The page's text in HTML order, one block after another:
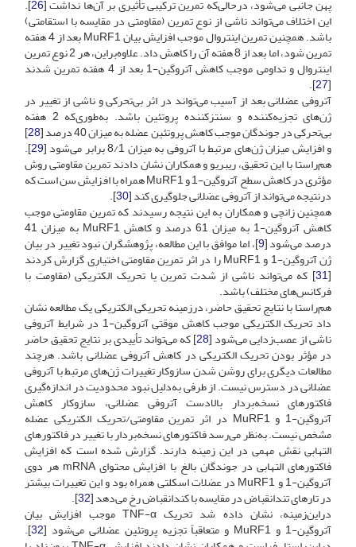
پهن جانبی می‌شود، در‌حالی‌که تمرین ترکیبی تأثیری بر آن‌ها نداشت [26
].
این اختلاف می‌تواند ناشی از نوع تمرین (مقاومتی در مقایسه با استقامتی)
باشد. همچنین تمرین اینتروال موجب افزایش بیان MuRF1 بعد از 4 هفته
تمرین شود، اما بعد از 8 هفته آن را کاهش داد. علاوه‌بر‌این، هر 2 نوع تمرین
اینتروال و تداومی موجب کاهش آتروگین-1 بعد از 4 هفته تمرین شدند
[
27
].
آتروفی عضلانی بعد از آسیب می‌تواند در اثر بی‌تحرکی و ناشی از تغییر در
ژن‌های تجزیه‌کننده و سنتز‌کننده پروتئین باشد. به‌طوری‌که 2 هفته
بی‌تحرکی در جوندگان موجب کاهش پروتئین عضله به میزان 40 درصد [ 28
]
و افزایش میزان ژن‌های مرتبط با آتروفی به میزان 8/1 برابر می‌شود [ 29
].
هم‌راستا با این تحقیق، ریبریو و همکاران نشان دادند تمرین مقاومتی روش
مؤثری در کاهش سطح آتروگین-1 و MuRF1 همراه با افزایش سن است که
در‌نتیجه می‌تواند از آتروفی عضلانی جلوگیری کند [30
].
همچنین زانچی و همکاران به این نتیجه رسیدند که تمرین مقاومتی موجب
کاهش آتروگین-1 به میزان 61 درصد و کاهش MuRF1 به میزان 41
درصد می‌شود [9]، اما موافق با این مطالعه، پژوهشگران نبود تغییر در بیان
ژن آتروگین-1 و MuRF1 را در اثر تمرین مقاومتی اختیاری گزارش کردند
[
31] که می‌تواند ناشی از شدت تمرین یا تحریک الکتریکی (مقاومت با
فرکانس‌های مختلف) باشد.
هم‌راستا با نتایج تحقیق حاضر، در‌زمینه تحریکی الکتریکی یک مطالعه نشان
داد تحریک الکتریکی موجب کاهش موقتی آتروگین-1 در شرایط آتروفی
ناشی از عصب‌زدایی می‌شود [28] که می‌تواند تأییدی بر نتایج تحقیق حاضر
در مؤثر بودن تحریک الکتریکی در کاهش آتروفی عضلانی ‌باشد. هر‌چند
مطالعات دیگری برای روشن شدن سازوکار تغییرات ژن‌های مرتبط با آتروفی
عضلانی در دسترس نیست. از طرفی به‌دلیل نبود محدودیت در اندازه‌گیری
فاکتورهای نسخه‌بردار بالادست آتروفی عضلانی، سازوکار کاهش
آتروگین-1 و MuRF1 در اثر تمرین مقاومتی/تحریک الکتریکی عضله
مشخص نیست. به‌نظر می‌رسد فاکتورهای نسخه‌بردار با تغییر در فاکتورهای
التهابی نقش مهمی در این زمینه دارند. گزارش شده است که افزایش
فاکتورهای التهابی در جوندگان بالغ با افزایش محتوای mRNA هر دوی
آتروگین-1 و MuRF1 در عضلات اسکلتی همراه بود و این تغییرات بیشتر
در تارهای تندانقباض در مقایسه با کندانقباض رخ می‌دهد [32
].
در‌این‌زمینه، نشان داده شد تحریک TNF-α موجب افزایش بیان
آتروگین-1 و MuRF1 و متعاقباً تجزیه پروتئین عضلانی می‌شود [ 32
].